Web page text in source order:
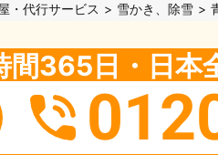
・代行サービス 雪かき、除雪
間365日・日本